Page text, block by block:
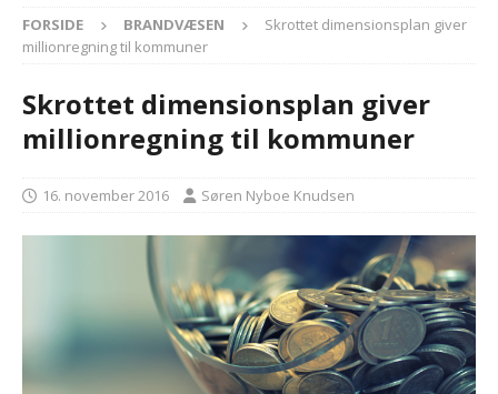
FORSIDE BRANDVÆSEN
Skrottet dimensionsplan giver
millionregning til kommuner
Skrottet dimensionsplan giver
millionregning til kommuner
16. november 2016 Søren Nyboe Knudsen